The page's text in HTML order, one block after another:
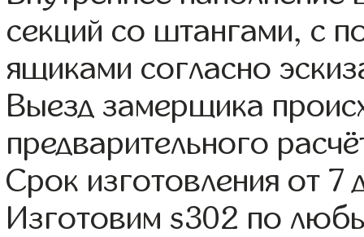
секций со штангами, с
ящиками согласно
Выезд замерщика
предварительного
Срок изготовления от 7
Изготовим s302 по